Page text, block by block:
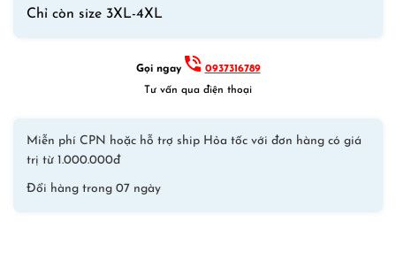
Chỉ còn size 3XL-4XL
Gọi ngay
0937316789
Tư vấn qua điện thoại
Miễn phí CPN hoặc hỗ trợ ship Hỏa tốc với đơn hàng có giá
trị từ 1.000.000đ
Đổi hàng trong 07 ngày